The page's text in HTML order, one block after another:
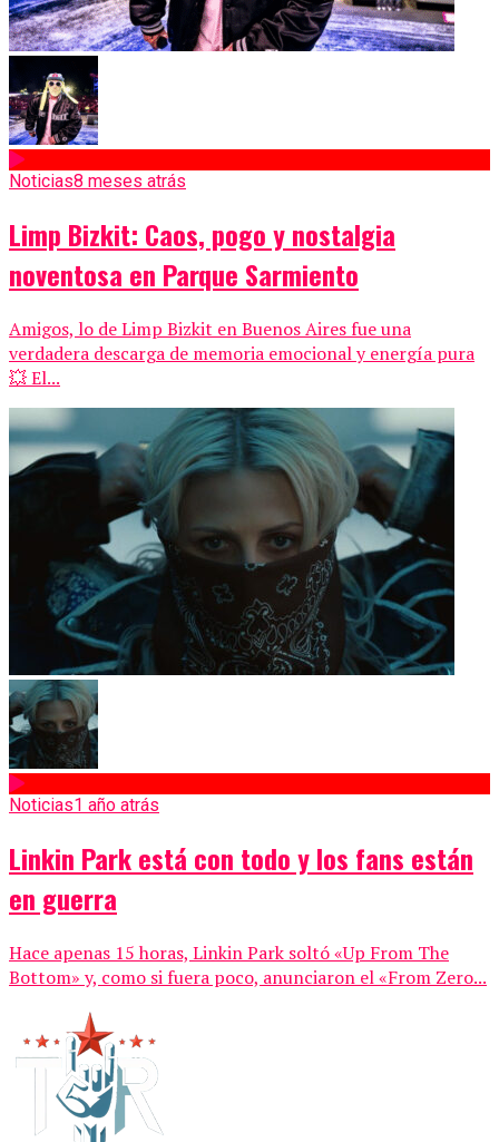
Noticias8 meses atrás
Limp Bizkit: Caos, pogo y nostalgia
noventosa en Parque Sarmiento
Amigos, lo de Limp Bizkit en Buenos Aires fue una
verdadera descarga de memoria emocional y energía pura
💥 El...
Noticias1 año atrás
Linkin Park está con todo y los fans están
en guerra
Hace apenas 15 horas, Linkin Park soltó «Up From The
Bottom» y, como si fuera poco, anunciaron el «From Zero...